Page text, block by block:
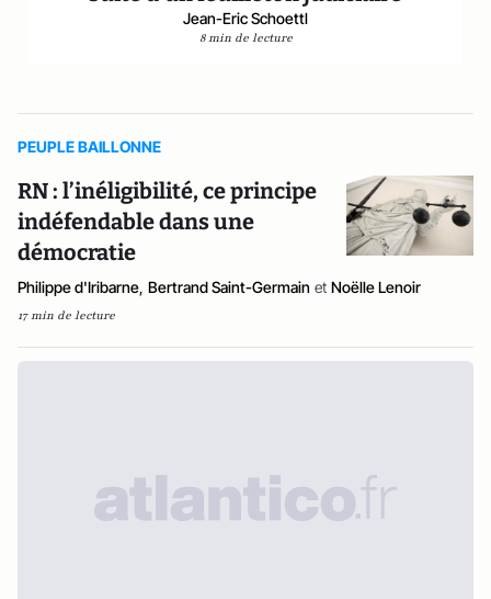
Jean-Eric Schoettl
8 min de lecture
PEUPLE BAILLONNE
RN : l’inéligibilité, ce principe
indéfendable dans une
démocratie
Philippe d'Iribarne, Bertrand Saint-Germain et Noëlle Lenoir
17 min de lecture